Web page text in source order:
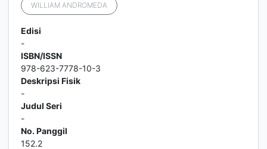
WILLIAM ANDROMEDA
Edisi
-
ISBN/ISSN
978-623-7778-10-3
Deskripsi Fisik
-
Judul Seri
-
No. Panggil
152.2